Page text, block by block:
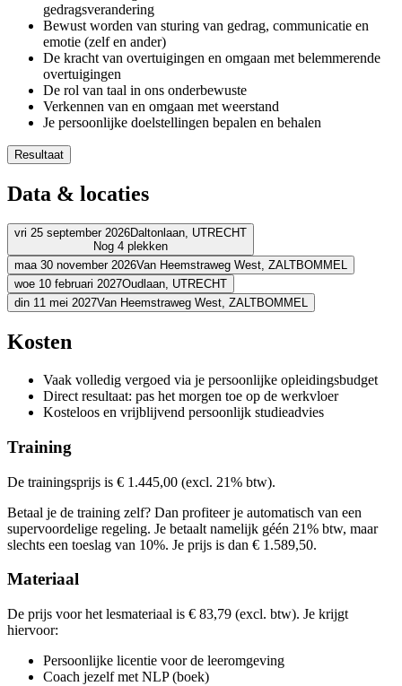
gedragsverandering
Bewust worden van sturing van gedrag, communicatie en
emotie (zelf en ander)
De kracht van overtuigingen en omgaan met belemmerende
overtuigingen
De rol van taal in ons onderbewuste
Verkennen van en omgaan met weerstand
Je persoonlijke doelstellingen bepalen en behalen
Resultaat
Je bent bekend met de basisprincipes van NLP
Je kunt je gedrag, communicatie en je emoties beter sturen
Je weet hoe je jezelf en de ander kunt motiveren
Je hebt meer inzicht in hoe je jezelf kunt ontwikkelen
Je neemt zelf meer regie over je relaties, je werk en je leven
Je ervaart meer innerlijke rust, plezier of succes.
Data & locaties
vri 25 september 2026Daltonlaan, UTRECHT
Nog 4 plekken
Adres
BCN Utrecht (Daltonlaan)Daltonlaan3584 BJ UTRECHT
€ 1.688,79
Bekijk prijsopbouw
vri09-10-20269:30 - 16:30
maa 30 november 2026Van Heemstraweg West, ZALTBOMMEL
Adres
Bekijk route
€ 1.688,79
Kies deze startdatum
Lesdagen
maa30-11-20269:30 - 16:30
maa14-12-20269:30 - 16:30
woe 10 februari 2027Oudlaan, UTRECHT
Adres
Gardens Business Centre Oudlaen
Prijs
Bekijk prijsopbouw
woe10-02-20279:30 - 16:30
woe03-03-20279:30 - 16:30
din 11 mei 2027Van Heemstraweg West, ZALTBOMMEL
Adres
Bekijk route
Prijs
€ 1.688,79
Kies deze startdatum
Lesdagen
din11-05-20279:30 - 16:30
Kosten
Vaak volledig vergoed via je persoonlijke opleidingsbudget
Direct resultaat: pas het morgen toe op de werkvloer
Kosteloos en vrijblijvend persoonlijk studieadvies
Training
De trainingsprijs is € 1.445,00 (excl. 21% btw).
Betaal je de training zelf? Dan profiteer je automatisch van een
supervoordelige regeling. Je betaalt namelijk géén 21% btw, maar
slechts een toeslag van 10%. Je prijs is dan € 1.589,50.
Materiaal
De prijs voor het lesmateriaal is € 83,79 (excl. btw). Je krijgt
hiervoor:
Persoonlijke licentie voor de leeromgeving
Coach jezelf met NLP (boek)